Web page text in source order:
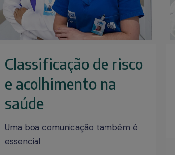
Classificação de risco
e acolhimento na
saúde
Uma boa comunicação também é
essencial